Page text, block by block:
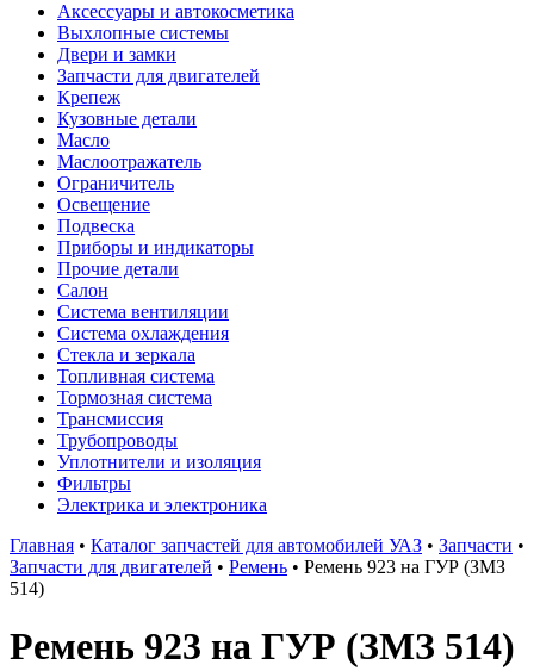
Аксессуары и автокосметика
Выхлопные системы
Двери и замки
Запчасти для двигателей
Крепеж
Кузовные детали
Масло
Маслоотражатель
Ограничитель
Освещение
Подвеска
Приборы и индикаторы
Прочие детали
Салон
Система вентиляции
Система охлаждения
Стекла и зеркала
Топливная система
Тормозная система
Трансмиссия
Трубопроводы
Уплотнители и изоляция
Фильтры
Электрика и электроника
Главная • Каталог запчастей для автомобилей УАЗ • Запчасти •
Запчасти для двигателей • Ремень • Ремень 923 на ГУР (ЗМЗ
514)
Ремень 923 на ГУР (ЗМЗ 514)